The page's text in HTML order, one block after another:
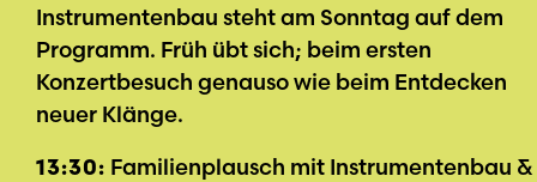
Instrumentenbau steht am Sonntag auf dem
Programm. Früh übt sich; beim ersten
Konzertbesuch genauso wie beim Entdecken
neuer Klänge.
13:30: Familienplausch mit Instrumentenbau &